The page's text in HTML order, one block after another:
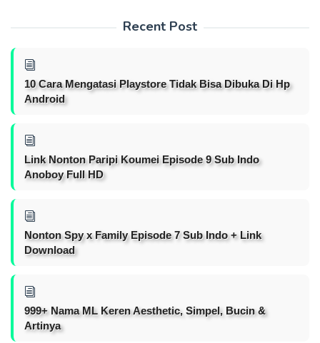
Recent Post
10 Cara Mengatasi Playstore Tidak Bisa Dibuka Di Hp
Android
Link Nonton Paripi Koumei Episode 9 Sub Indo
Anoboy Full HD
Nonton Spy x Family Episode 7 Sub Indo + Link
Download
999+ Nama ML Keren Aesthetic, Simpel, Bucin &
Artinya